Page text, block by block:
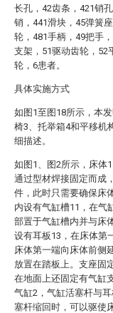
长孔，42齿条，421销
销，441滑块，45弹簧
轮，481手柄，49把手
支架，51驱动齿轮，52
轮，6患者。
具体实施方式
如图1至图18所示，本
椅3、托举箱4和平移机
细描述。
如图1、图2所示，床体
通过型材焊接固定而成
件，此时只需要确保床
内设有气缸槽11，在气
部置于气缸槽内并与床
设有耳板13，在床体第
床体第一端向床体前侧
放置在踏板上。支座固
在地面上还固定有气缸
气缸2，气缸活塞杆与
塞杆缩回时，可以驱使